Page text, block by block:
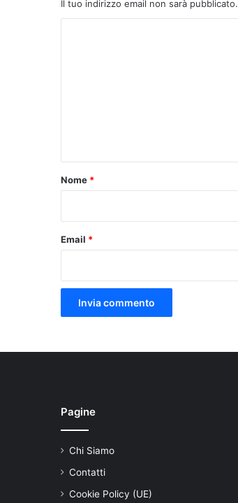
Il tuo indirizzo email non sarà pubblicato.
o
Nome *
Email *
Pagine
Chi Siamo
Contatti
Cookie Policy (UE)